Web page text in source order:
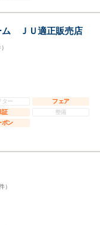
ム ＪＵ適正販売店
ター
フェア
証
整備
ポン
）